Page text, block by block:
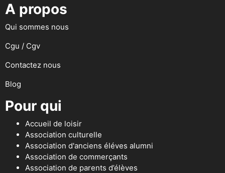
A propos
Qui sommes nous
Cgu / Cgv
Contactez nous
Blog
Pour qui
Accueil de loisir
Association culturelle
Association d'anciens éléves alumni
Association de commerçants
Association de parents d’élèves